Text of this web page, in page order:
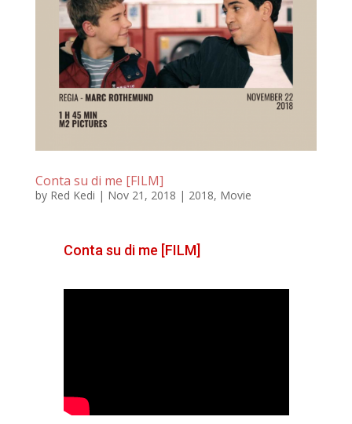
Conta su di me [FILM]
by Red Kedi | Nov 21, 2018 | 2018, Movie
Conta su di me [FILM]